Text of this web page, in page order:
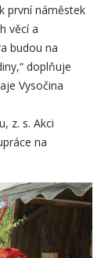
první náměstek
věcí a
budou na
doplňuje
Vysočina
z. s. Akci
na